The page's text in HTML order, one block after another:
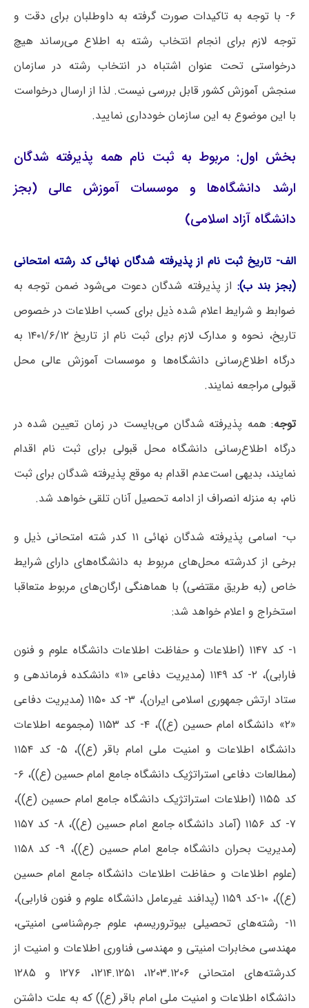
۶- با توجه به تاکیدات صورت گرفته به داوطلبان برای دقت و
توجه لازم برای انجام انتخاب رشته به اطلاع می‌رساند هیچ
درخواستی تحت عنوان اشتباه در انتخاب رشته در سازمان
سنجش آموزش کشور قابل بررسی نیست. لذا از ارسال درخواست
با این موضوع به این سازمان خودداری نمایید.
بخش اول: مربوط به ثبت نام همه پذیرفته شدگان
ارشد دانشگاه‌ها و موسسات آموزش عالی (بجز
دانشگاه آزاد اسلامی)
الف- تاریخ ثبت نام از پذیرفته شدگان نهائی کد رشته امتحانی
(بجز بند ب): از پذیرفته شدگان دعوت می‌شود ضمن توجه به
ضوابط و شرایط اعلام شده ذیل برای کسب اطلاعات در خصوص
تاریخ، نحوه و مدارک لازم برای ثبت نام از تاریخ ۱۴۰۱/۶/۱۲ به
درگاه اطلاع‌رسانی دانشگاه‌ها و موسسات آموزش عالی محل
قبولی مراجعه نمایند.
توجه: همه پذیرفته شدگان می‌بایست در زمان تعیین شده در
درگاه اطلاع‌رسانی دانشگاه محل قبولی برای ثبت نام اقدام
نمایند، بدیهی است‌عدم اقدام به موقع پذیرفته شدگان برای ثبت
نام، به منزله انصراف از ادامه تحصیل آنان تلقی خواهد شد.
ب- اسامی پذیرفته شدگان نهائی ۱۱ کدر شته امتحانی ذیل و
برخی از کدرشته محل‌های مربوط به دانشگاه‌های دارای شرایط
خاص (به طریق مقتضی) با هماهنگی ارگان‌های مربوط متعاقبا
استخراج و اعلام خواهد شد:
۱- کد ۱۱۴۷ (اطلاعات و حفاظت اطلاعات دانشگاه علوم و فنون
فارابی)، ۲- کد ۱۱۴۹ (مدیریت دفاعی «۱» دانشکده فرماندهی و
ستاد ارتش جمهوری اسلامی ایران)، ۳- کد ۱۱۵۰ (مدیریت دفاعی
«۲» دانشگاه امام حسین (ع))، ۴- کد ۱۱۵۳ (مجموعه اطلاعات
دانشگاه اطلاعات و امنیت ملی امام باقر (ع))، ۵- کد ۱۱۵۴
(مطالعات دفاعی استراتژیک دانشگاه جامع امام حسین (ع))، ۶-
کد ۱۱۵۵ (اطلاعات استراتژیک دانشگاه جامع امام حسین (ع))،
۷- کد ۱۱۵۶ (آماد دانشگاه جامع امام حسین (ع))، ۸- کد ۱۱۵۷
(مدیریت بحران دانشگاه جامع امام حسین (ع))، ۹- کد ۱۱۵۸
(علوم اطلاعات و حفاظت اطلاعات دانشگاه جامع امام حسین
(ع))، ۱۰-کد ۱۱۵۹ (پدافند غیرعامل دانشگاه علوم و فنون فارابی)،
۱۱- رشته‌های تحصیلی بیوتروریسم، علوم جرم‌شناسی امنیتی،
مهندسی مخابرات امنیتی و مهندسی فناوری اطلاعات و امنیت از
کدرشته‌های امتحانی ۱۲۰۳.۱۲۰۶، ۱۲۱۴.۱۲۵۱، ۱۲۷۶ و ۱۲۸۵
دانشگاه اطلاعات و امنیت ملی امام باقر (ع)) که به علت داشتن